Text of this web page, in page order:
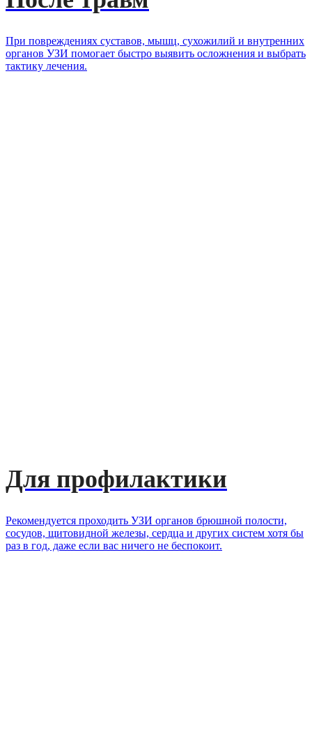
При повреждениях суставов, мышц, сухожилий и внутренних
органов УЗИ помогает быстро выявить осложнения и выбрать
тактику лечения.
Для профилактики
Рекомендуется проходить УЗИ органов брюшной полости,
сосудов, щитовидной железы, сердца и других систем хотя бы
раз в год, даже если вас ничего не беспокоит.